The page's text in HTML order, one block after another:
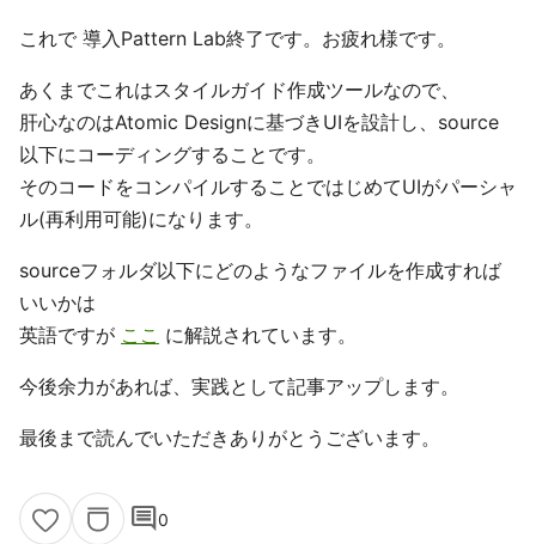
これで 導入Pattern Lab終了です。お疲れ様です。
あくまでこれはスタイルガイド作成ツールなので、
肝心なのはAtomic Designに基づきUIを設計し、source
以下にコーディングすることです。
そのコードをコンパイルすることではじめてUIがパーシャ
ル(再利用可能)になります。
sourceフォルダ以下にどのようなファイルを作成すれば
いいかは
英語ですが ここ に解説されています。
今後余力があれば、実践として記事アップします。
最後まで読んでいただきありがとうございます。
comment0